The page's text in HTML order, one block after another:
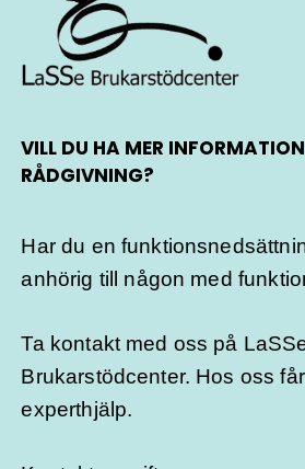
VILL DU HA MER INFORMATION
RÅDGIVNING?
Har du en
anhörig till någon med
Ta kontakt med oss på
Brukarstödcenter. Hos oss
experthjälp.